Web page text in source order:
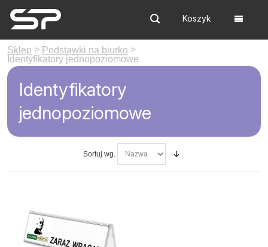
Koszyk
Sklep > Podstawki na biurko >
Identyfikatory jednopoziomowe
Identyfikatory
jednopoziomowe
Sortuj wg.